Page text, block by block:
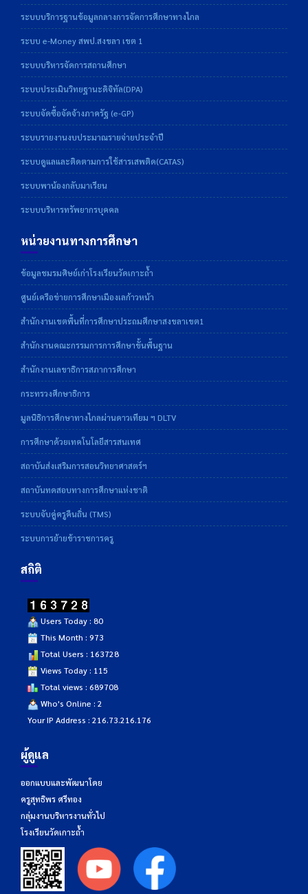
ระบบบริการฐานข้อมูลกลางการจัดการศึกษาทางไกล
ระบบ e-Money สพป.สงขลา เขต 1
ระบบบริหารจัดการสถานศึกษา
ระบบประเมินวิทยฐานะดิจิทัล(DPA)
ระบบจัดซื้อจัดจ้างภาครัฐ (e-GP)
ระบบรายงานงบประมาณรายจ่ายประจำปี
ระบบดูแลและติดตามการใช้สารเสพติด(CATAS)
ระบบพาน้องกลับมาเรียน
ระบบบริหารทรัพยากรบุคคล
หน่วยงานทางการศึกษา
ข้อมูลชมรมศิษย์เก่าโรงเรียนวัดเกาะถ้ำ
ศูนย์เครือข่ายการศึกษาเมืองเลก้าวหน้า
สำนักงานเขตพื้นที่การศึกษาประถมศึกษาสงขลาเขต1
สำนักงานคณะกรรมการการศึกษาขั้นพื้นฐาน
สำนักงานเลขาธิการสภาการศึกษา
กระทรวงศึกษาธิการ
มูลนิธิการศึกษาทางไกลผ่านดาวเทียม ฯ DLTV
การศึกษาด้วยเทคโนโลยีสารสนเทศ
สถาบันส่งเสริมการสอนวิทยาศาสตร์ฯ
สถาบันทดสอบทางการศึกษาแห่งชาติ
ระบบจับคู่ครูคืนถิ่น (TMS)
ระบบการย้ายข้าราชการครู
สถิติ
Users Today : 80
This Month : 973
Total Users : 163728
Views Today : 115
Total views : 689708
Who's Online : 2
Your IP Address : 216.73.216.176
ผู้ดูแล
ออกแบบและพัฒนาโดย
ครูสุทธิพร ศรีทอง
กลุ่มงานบริหารงานทั่วไป
โรงเรียนวัดเกาะถ้ำ